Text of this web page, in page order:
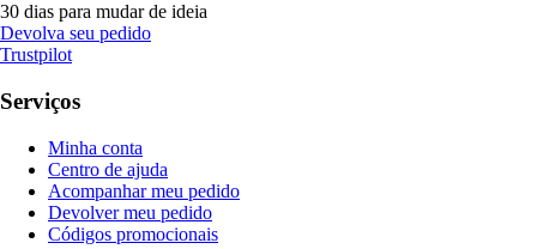
30 dias para mudar de ideia
Devolva seu pedido
Trustpilot
Serviços
Minha conta
Centro de ajuda
Acompanhar meu pedido
Devolver meu pedido
Códigos promocionais